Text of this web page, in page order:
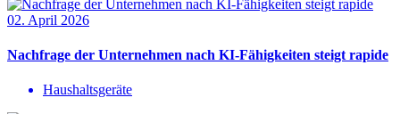
02. April 2026
Nachfrage der Unternehmen nach KI-Fähigkeiten steigt rapide
Haushaltsgeräte